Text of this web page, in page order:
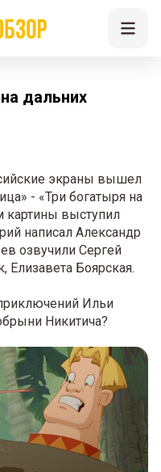
дальних
экраны вышел
- «Три богатыря на
картины выступил
написал Александр
озвучили Сергей
Боярская.
Ильи
Никитича?